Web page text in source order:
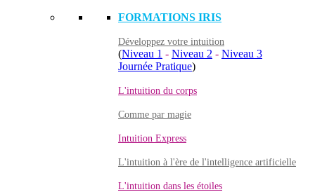
FORMATIONS IRIS
Développez votre intuition
(Niveau 1 - Niveau 2 - Niveau 3
Journée Pratique)
L'intuition du corps
Comme par magie
Intuition Express
L'intuition à l'ère de l'intelligence artificielle
L'intuition dans les étoiles